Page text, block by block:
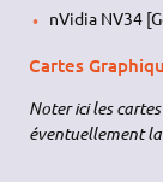
nVidia NV34
Cartes
Noter ici les
éventuellement